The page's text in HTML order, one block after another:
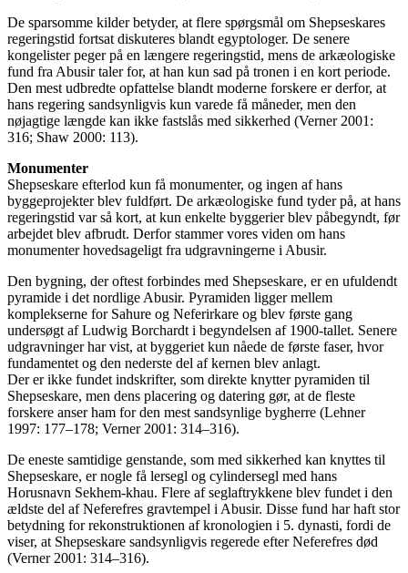
De sparsomme kilder betyder, at flere spørgsmål om Shepseskares
regeringstid fortsat diskuteres blandt egyptologer. De senere
kongelister peger på en længere regeringstid, mens de arkæologiske
fund fra Abusir taler for, at han kun sad på tronen i en kort periode.
Den mest udbredte opfattelse blandt moderne forskere er derfor, at
hans regering sandsynligvis kun varede få måneder, men den
nøjagtige længde kan ikke fastslås med sikkerhed (Verner 2001:
316; Shaw 2000: 113).
Monumenter
Shepseskare efterlod kun få monumenter, og ingen af hans
byggeprojekter blev fuldført. De arkæologiske fund tyder på, at hans
regeringstid var så kort, at kun enkelte byggerier blev påbegyndt, før
arbejdet blev afbrudt. Derfor stammer vores viden om hans
monumenter hovedsageligt fra udgravningerne i Abusir.
Den bygning, der oftest forbindes med Shepseskare, er en ufuldendt
pyramide i det nordlige Abusir. Pyramiden ligger mellem
komplekserne for Sahure og Neferirkare og blev første gang
undersøgt af Ludwig Borchardt i begyndelsen af 1900-tallet. Senere
udgravninger har vist, at byggeriet kun nåede de første faser, hvor
fundamentet og den nederste del af kernen blev anlagt.
Der er ikke fundet indskrifter, som direkte knytter pyramiden til
Shepseskare, men dens placering og datering gør, at de fleste
forskere anser ham for den mest sandsynlige bygherre (Lehner
1997: 177–178; Verner 2001: 314–316).
De eneste samtidige genstande, som med sikkerhed kan knyttes til
Shepseskare, er nogle få lersegl og cylindersegl med hans
Horusnavn Sekhem-khau. Flere af seglaftrykkene blev fundet i den
ældste del af Neferefres gravtempel i Abusir. Disse fund har haft stor
betydning for rekonstruktionen af kronologien i 5. dynasti, fordi de
viser, at Shepseskare sandsynligvis regerede efter Neferefres død
(Verner 2001: 314–316).